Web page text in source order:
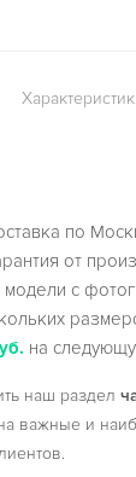
по
от
модели с
на
наш раздел
важные и